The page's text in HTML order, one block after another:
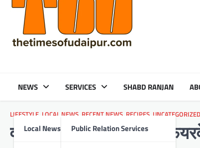
NEWS
Local News
SERVICES
Public Relation Services
SHABD RANJAN
LIFESTYLE LOCAL NEWS RECENT NEWS RECIPES UNCATEGORIZED
वीआईएफटी के फ्रेशर्स एंड